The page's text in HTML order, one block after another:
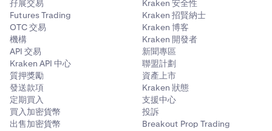
孖展交易
Futures Trading
OTC 交易
機構
API 交易
Kraken API 中心
質押獎勵
發送款項
定期買入
買入加密貨幣
出售加密貨幣
Kraken 安全性
Kraken 招賢納士
Kraken 博客
Kraken 開發者
新聞專區
聯盟計劃
資產上市
Kraken 狀態
支援中心
投訴
Breakout Prop Trading